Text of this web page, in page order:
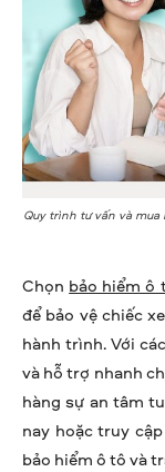
Quy trình tư vấn và
Chọn bảo hiểm ô
để bảo vệ chiếc
hành trình. Với
và hỗ trợ nhanh
hàng sự an tâm
nay hoặc truy
bảo hiểm ô tô và